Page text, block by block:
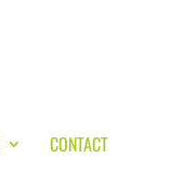
CONTACT